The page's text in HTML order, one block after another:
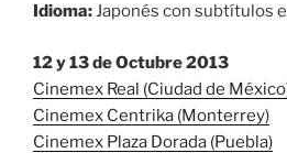
Idioma:Japonés con subtítulos
12 y 13 de Octubre 2013
Cinemex Real (Ciudad de
Cinemex Centrika (Monterrey)
Cinemex Plaza Dorada (Puebla)